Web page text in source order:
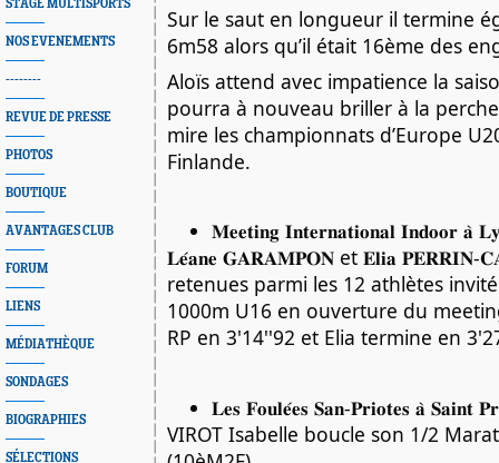
STAGE MULTISPORTS
NOS EVENEMENTS
--------
REVUE DE PRESSE
PHOTOS
BOUTIQUE
AVANTAGES CLUB
FORUM
LIENS
MÉDIATHÈQUE
SONDAGES
BIOGRAPHIES
SÉLECTIONS
Sur le saut en longueur il termine
6m58 alors qu’il était 16ème des
Aloïs attend avec impatience la
pourra à nouveau briller à la
mire les championnats d’Europe
Finlande.
𝐌𝐞𝐞𝐭𝐢𝐧𝐠 𝐈𝐧𝐭𝐞𝐫𝐧𝐚𝐭𝐢𝐨𝐧𝐚𝐥 𝐈𝐧𝐝𝐨𝐨𝐫 𝐚̀
𝐋𝐞́𝐚𝐧𝐞 𝐆𝐀𝐑𝐀𝐌𝐏𝐎𝐍 et 𝐄𝐥𝐢𝐚 𝐏𝐄𝐑𝐑𝐈𝐍-
retenues parmi les 12 athlètes
1000m U16 en ouverture du
RP en 3'14''92 et Elia termine en
𝐋𝐞𝐬 𝐅𝐨𝐮𝐥𝐞́𝐞𝐬 𝐒𝐚𝐧-𝐏𝐫𝐢𝐨𝐭𝐞𝐬 𝐚̀ 𝐒𝐚𝐢𝐧𝐭
VIROT Isabelle boucle son 1/2